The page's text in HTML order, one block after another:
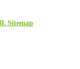
Sitemap